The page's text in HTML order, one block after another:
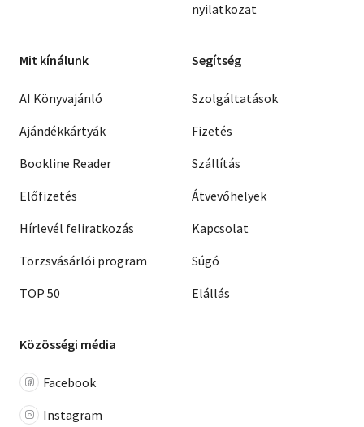
nyilatkozat
Mit kínálunk
AI Könyvajánló
Ajándékkártyák
Bookline Reader
Előfizetés
Hírlevél feliratkozás
Törzsvásárlói program
TOP 50
Segítség
Szolgáltatások
Fizetés
Szállítás
Átvevőhelyek
Kapcsolat
Súgó
Elállás
Közösségi média
Facebook
Instagram